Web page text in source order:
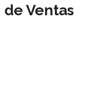
de Ventas